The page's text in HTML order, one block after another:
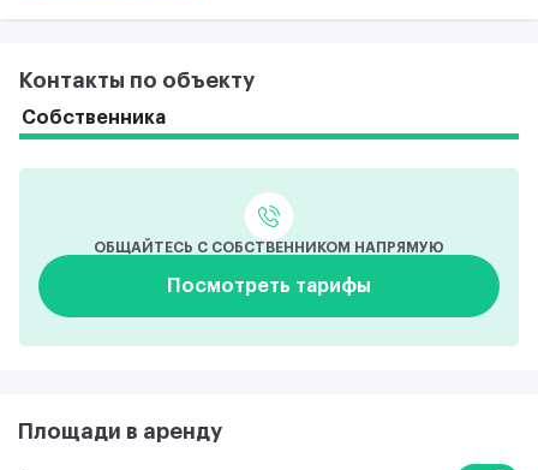
Контакты по объекту
Собственника
ОБЩАЙТЕСЬ С СОБСТВЕННИКОМ НАПРЯМУЮ
Посмотреть тарифы
Площади в аренду